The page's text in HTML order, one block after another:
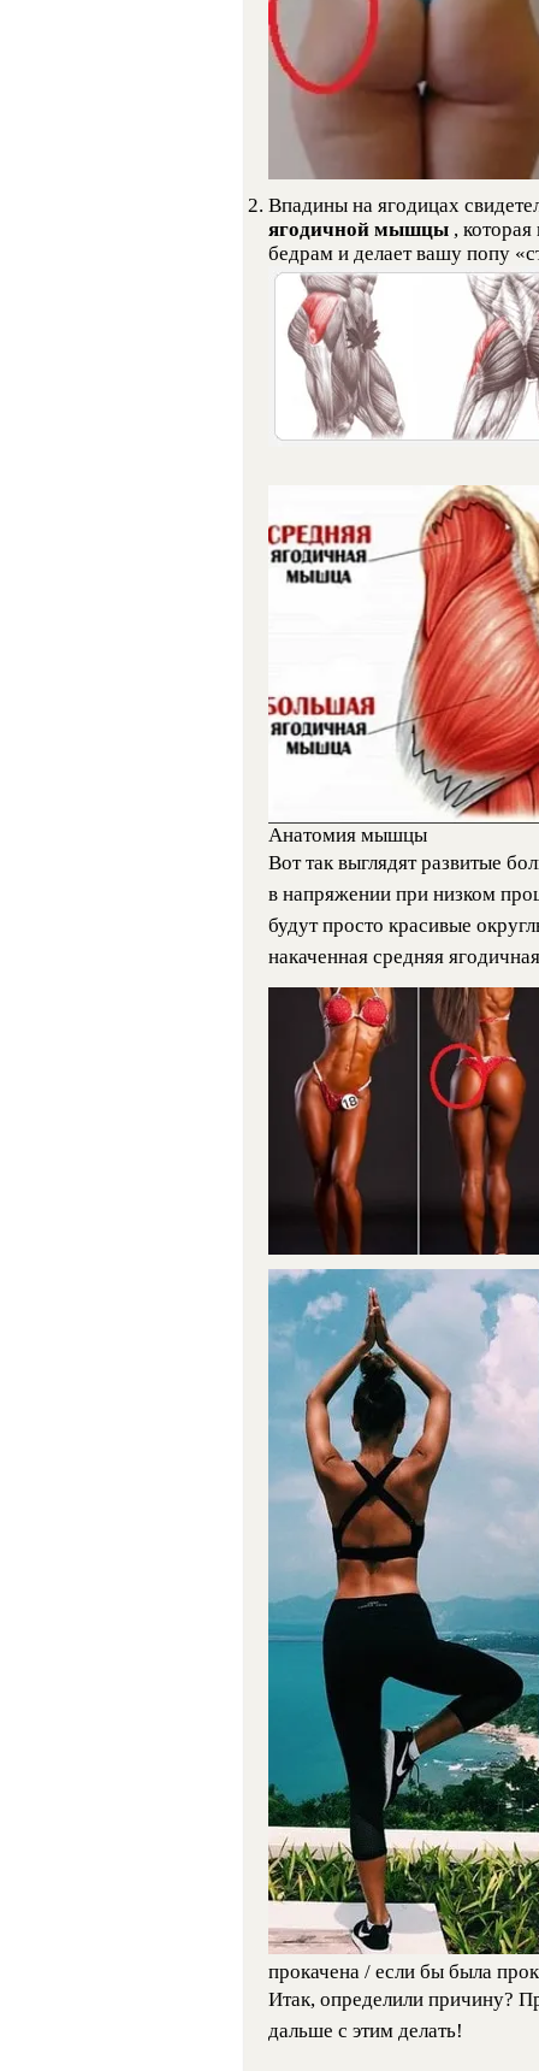
Впадины на ягодицах
ягодичной мышцы ,
бедрам и делает вашу попу
Анатомия мышцы
Вот так выглядят развитые
в напряжении при низком
будут просто красивые
накаченная средняя
прокачена / если бы была
Итак, определили причину?
дальше с этим делать!